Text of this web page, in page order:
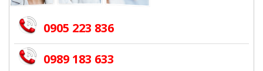
0905 223 836
0989 183 633